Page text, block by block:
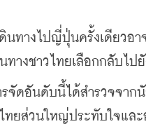
างไปญี่ปุ่นครั้งเดียวอาจ
ทางชาวไทยเลือกกลับไ
อันดับนี้ได้สำรวจจากนั
ทยส่วนใหญ่ประทับใจแล